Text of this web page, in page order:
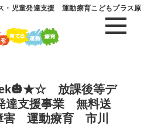
・児童発達支援 運動療育こどもプラス原
放課後等デ
達支援事業 無料送
運動療育 市川